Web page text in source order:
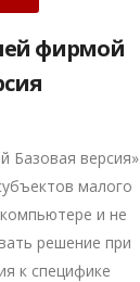
фирмой
Базовая версия»
малого
и не
решение при
к специфике